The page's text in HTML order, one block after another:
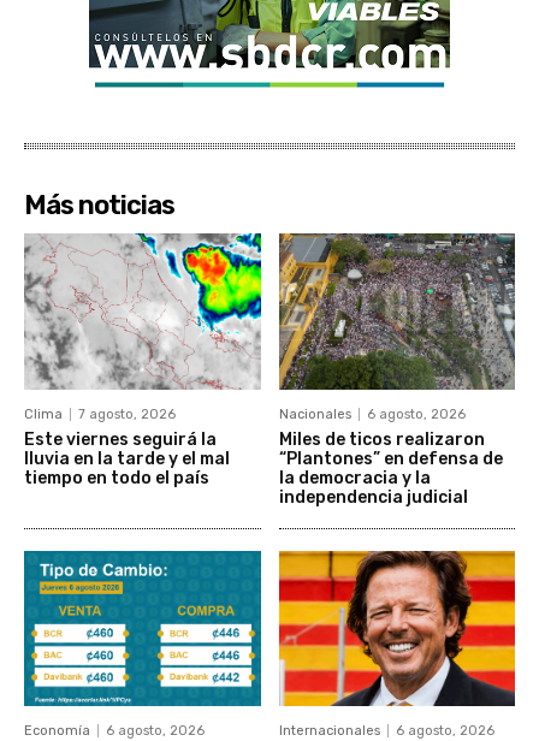
Más noticias
Clima 7 agosto, 2026
Este viernes seguirá la
lluvia en la tarde y el mal
tiempo en todo el país
Nacionales 6 agosto, 2026
Miles de ticos realizaron
“Plantones” en defensa de
la democracia y la
independencia judicial
Economía 6 agosto, 2026 Internacionales 6 agosto, 2026